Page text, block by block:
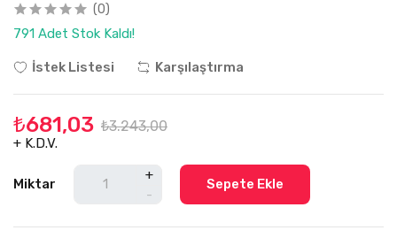
(0)
791 Adet Stok Kaldı!
İstek Listesi Karşılaştırma
₺681,03 ₺3.243,00
+ K.D.V.
Miktar
+
-
Sepete Ekle